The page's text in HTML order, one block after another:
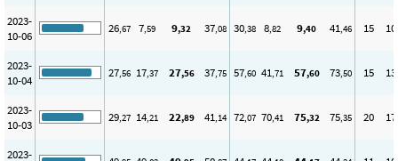
2023-
10-06
26,67 7,59 9,32 37,08 30,38 8,82 9,40 41,46 15 10
2023-
10-04
27,56 17,37 27,56 37,75 57,60 41,71 57,60 73,50 15 13
2023-
10-03
29,27 14,21 22,89 41,14 72,07 70,41 75,32 75,35 20 17
2023-